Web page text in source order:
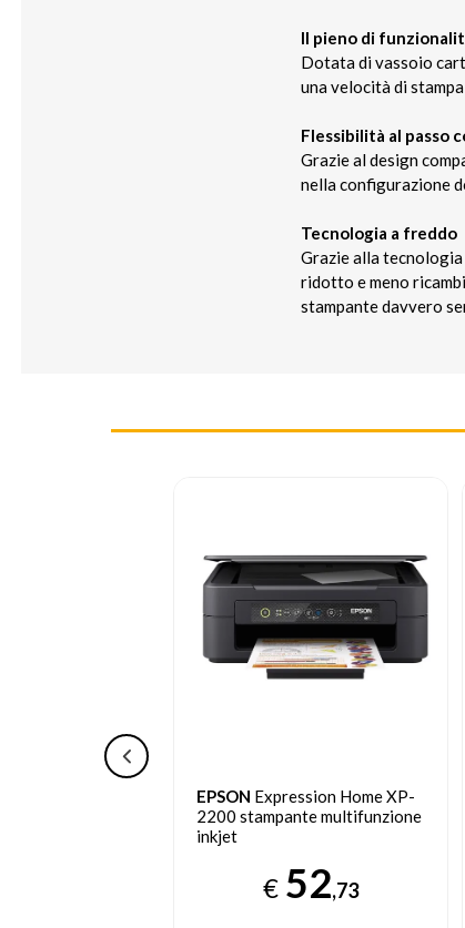
Il pieno di
Dotata di vassoio
una velocità di
Flessibilità al passo
Grazie al design
nella configurazione
Tecnologia a freddo
Grazie alla
ridotto e meno
stampante davvero
EPSON Expression Home XP-
2200 stampante multifunzione
inkjet
€ 52,73